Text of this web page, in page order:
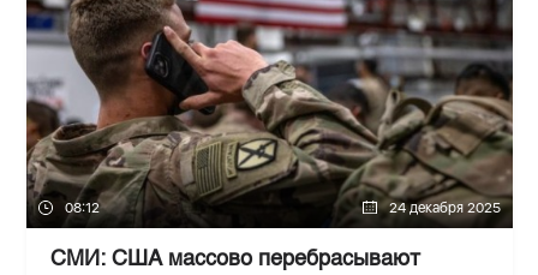
08:12 24 декабря 2025
СМИ: США массово перебрасывают